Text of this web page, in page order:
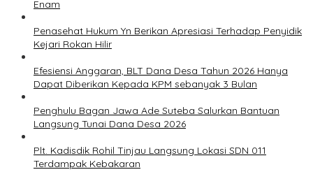
Enam
Penasehat Hukum Yn Berikan Apresiasi Terhadap Penyidik
Kejari Rokan Hilir
Efesiensi Anggaran, BLT Dana Desa Tahun 2026 Hanya
Dapat Diberikan Kepada KPM sebanyak 3 Bulan
Penghulu Bagan Jawa Ade Suteba Salurkan Bantuan
Langsung Tunai Dana Desa 2026
Plt. Kadisdik Rohil Tinjau Langsung Lokasi SDN 011
Terdampak Kebakaran